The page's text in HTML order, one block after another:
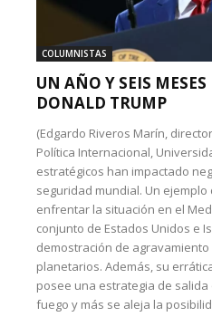
COLUMNISTAS
UN AÑO Y SEIS
DONALD TRUMP
(Edgardo Riveros Marín,
Política Internacional,
estratégicos han impactado
seguridad mundial. Un
enfrentar la situación en el
conjunto de Estados Unidos e
demostración de
planetarios. Además, su
posee una estrategia de
fuego y más se aleja la